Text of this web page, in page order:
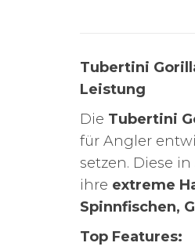
Tubertini
Leistung
Die Tubertini
für Angler
setzen. Diese
ihre extreme
Spinnfischen,
Top Features: